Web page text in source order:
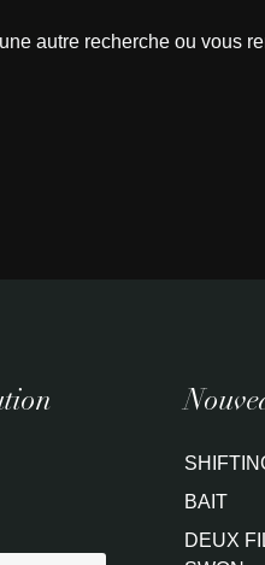
autre recherche ou vous
BAIT
DEUX